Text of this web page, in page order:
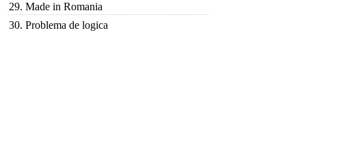
29. Made in Romania
30. Problema de logica